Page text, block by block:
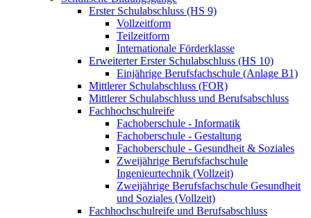
Erster Schulabschluss (HS 9)
Vollzeitform
Teilzeitform
Internationale Förderklasse
Erweiterter Erster Schulabschluss (HS 10)
Einjährige Berufsfachschule (Anlage B1)
Mittlerer Schulabschluss (FOR)
Mittlerer Schulabschluss und Berufsabschluss
Fachhochschulreife
Fachoberschule - Informatik
Fachoberschule - Gestaltung
Fachoberschule - Gesundheit & Soziales
Zweijährige Berufsfachschule
Ingenieurtechnik (Vollzeit)
Zweijährige Berufsfachschule Gesundheit
und Soziales (Vollzeit)
Fachhochschulreife und Berufsabschluss